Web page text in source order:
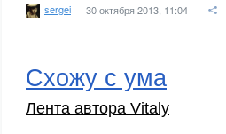
sergei 30 октября 2013, 11:04
Схожу с ума
Лента автора Vitaly